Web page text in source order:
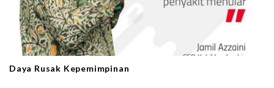
Daya Rusak Kepemimpinan